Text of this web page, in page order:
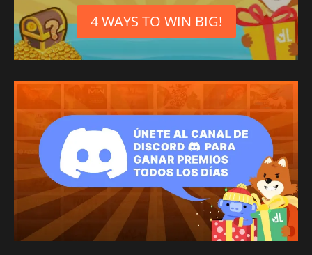
4 WAYS TO WIN BIG!